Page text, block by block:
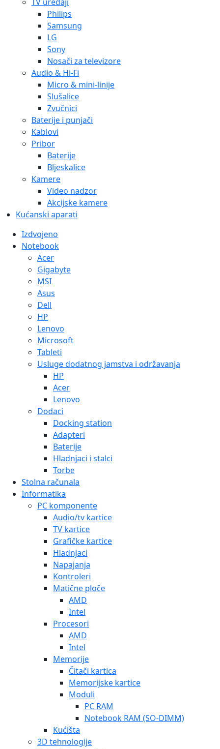
Philips
Samsung
LG
Sony
Nosači za televizore
Audio & Hi-Fi
Micro & mini-linije
Slušalice
Zvučnici
Baterije i punjači
Kablovi
Pribor
Baterije
Bljeskalice
Kamere
Video nadzor
Akcijske kamere
Kućanski aparati
Izdvojeno
Notebook
Acer
Gigabyte
MSI
Asus
Dell
HP
Lenovo
Microsoft
Tableti
Usluge dodatnog jamstva i održavanja
HP
Acer
Lenovo
Dodaci
Docking station
Adapteri
Baterije
Hladnjaci i stalci
Torbe
Stolna računala
Informatika
PC komponente
Audio/tv kartice
TV kartice
Grafičke kartice
Hladnjaci
Napajanja
Kontroleri
Matične ploče
AMD
Intel
Procesori
AMD
Intel
Memorije
Čitači kartica
Memorijske kartice
Moduli
PC RAM
Notebook RAM (SO-DIMM)
Kućišta
3D tehnologije